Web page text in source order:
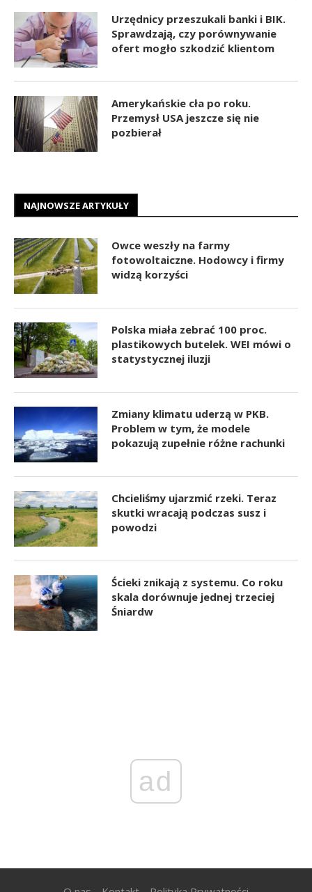
Urzędnicy przeszukali banki i BIK.
Sprawdzają, czy porównywanie
ofert mogło szkodzić klientom
Amerykańskie cła po roku.
Przemysł USA jeszcze się nie
pozbierał
NAJNOWSZE ARTYKUŁY
Owce weszły na farmy
fotowoltaiczne. Hodowcy i firmy
widzą korzyści
Polska miała zebrać 100 proc.
plastikowych butelek. WEI mówi o
statystycznej iluzji
Zmiany klimatu uderzą w PKB.
Problem w tym, że modele
pokazują zupełnie różne rachunki
Chcieliśmy ujarzmić rzeki. Teraz
skutki wracają podczas susz i
powodzi
Ścieki znikają z systemu. Co roku
skala dorównuje jednej trzeciej
Śniardw
ad